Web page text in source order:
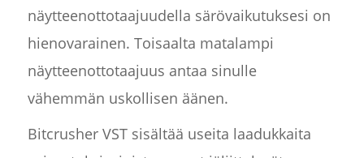
näytteenottotaajuudella särövaikutuksesi on
hienovarainen. Toisaalta matalampi
näytteenottotaajuus antaa sinulle
vähemmän uskollisen äänen.
Bitcrusher VST sisältää useita laadukkaita